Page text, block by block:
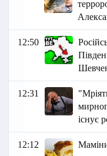
12:50
12:31
існує
12:12